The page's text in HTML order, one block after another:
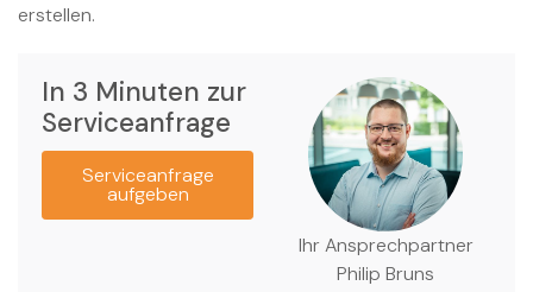
erstellen.
In 3 Minuten zur
Serviceanfrage
Serviceanfrage
aufgeben
Ihr Ansprechpartner
Philip Bruns